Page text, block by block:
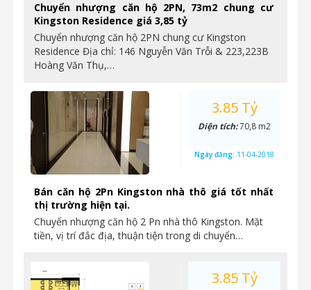
Chuyển nhượng căn hộ 2PN, 73m2 chung cư
Kingston Residence giá 3,85 tỷ
Chuyển nhượng căn hộ 2PN chung cư Kingston
Residence Địa chỉ: 146 Nguyễn Văn Trỗi & 223,223B
Hoàng Văn Thụ,…
Bán căn hộ 2Pn Kingston nhà thô giá tốt nhất
thị trường hiện tại.
Chuyển nhượng căn hộ 2 Pn nhà thô Kingston. Mặt
tiền, vị trí đắc địa, thuận tiện trong di chuyển…
3.85 Tỷ
Diện tích:70,8 m2
Ngày đăng: 11-04-2018
3.85 Tỷ